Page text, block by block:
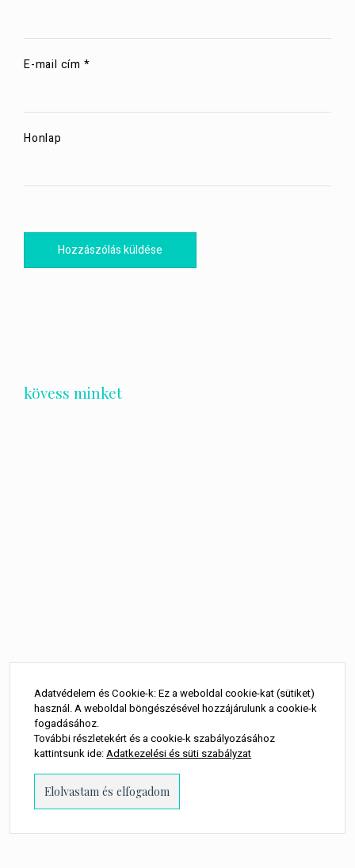
E-mail cím *
Honlap
kövess minket
Adatvédelem és Cookie-k: Ez a weboldal cookie-kat (sütiket)
használ. A weboldal böngészésével hozzájárulunk a cookie-k
fogadásához.
További részletekért és a cookie-k szabályozásához
kattintsunk ide:Adatkezelési és süti szabályzat